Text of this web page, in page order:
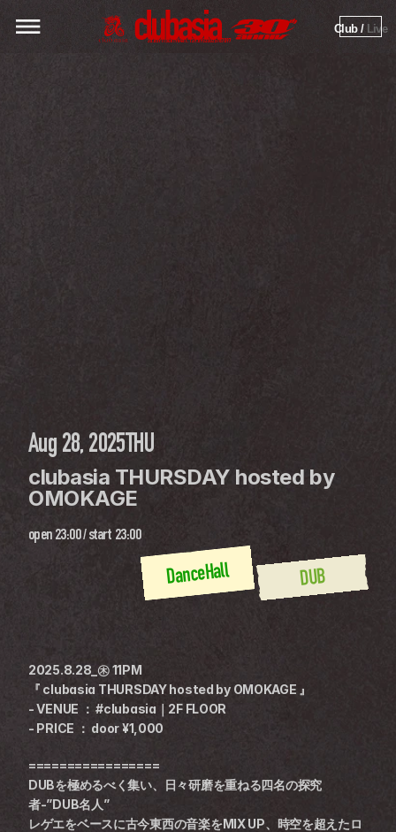
Club / Live
Aug 28, 2025THU
clubasia THURSDAY hosted by
OMOKAGE
open 23:00 / start 23:00
DUB
DanceHall
2025.8.28_㊍ 11PM
『 clubasia THURSDAY hosted by OMOKAGE 』
- VENUE ： #clubasia｜2F FLOOR
- PRICE ： door ¥1,000
=================
DUBを極めるべく集い、日々研磨を重ねる四名の探究
者-”DUB名人”
レゲエをベースに古今東西の音楽をMIX UP、時空を超えたロ